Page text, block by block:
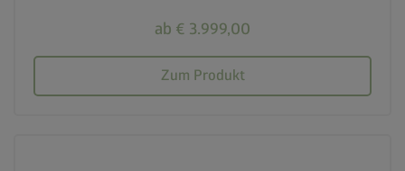
ab € 3.999,00
Zum Produkt